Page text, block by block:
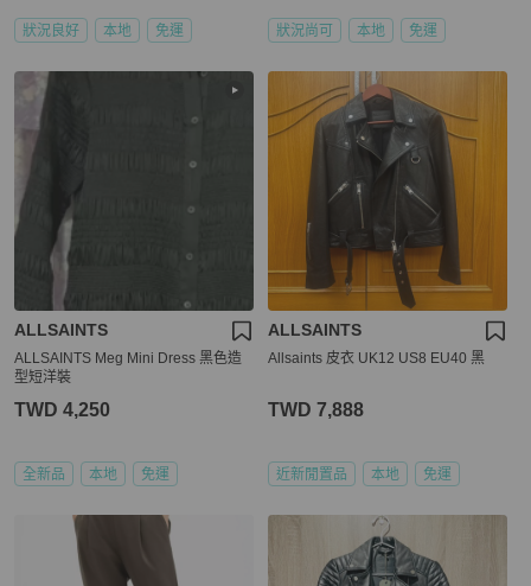
狀況良好 本地 免運 狀況尚可 本地 免運
ALLSAINTS
ALLSAINTS Meg Mini Dress 黑色造
型短洋裝
TWD 4,250
全新品 本地 免運
ALLSAINTS
Allsaints 皮衣 UK12 US8 EU40 黑
TWD 7,888
近新閒置品 本地 免運